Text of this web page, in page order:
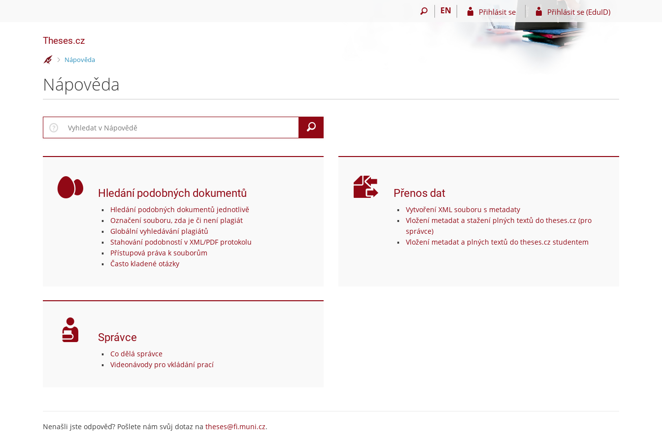
EN Přihlásit se Přihlásit se (EduID)
Theses.cz
>Nápověda
Nápověda
Hledání podobných dokumentů
Hledání podobných dokumentů jednotlivě
Označení souboru, zda je či není plagiát
Globální vyhledávání plagiátů
Stahování podobností v XML/PDF protokolu
Přístupová práva k souborům
Často kladené otázky
Přenos dat
Vytvoření XML souboru s metadaty
Vložení metadat a stažení plných textů do theses.cz (pro
správce)
Vložení metadat a plných textů do theses.cz studentem
Správce
Co dělá správce
Videonávody pro vkládání prací
Nenašli jste odpověď? Pošlete nám svůj dotaz na theses@fi.muni.cz.